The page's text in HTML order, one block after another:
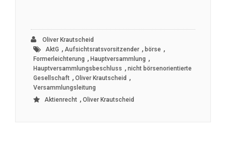
Oliver Krautscheid
AktG , Aufsichtsratsvorsitzender , börse ,
Formerleichterung , Hauptversammlung ,
Hauptversammlungsbeschluss , nicht börsenorientierte
Gesellschaft , Oliver Krautscheid ,
Versammlungsleitung
Aktienrecht , Oliver Krautscheid